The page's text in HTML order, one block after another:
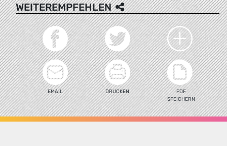
WEITEREMPFEHLEN
EMAIL DRUCKEN
PDF
SPEICHERN